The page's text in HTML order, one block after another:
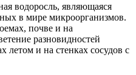
водоросль, являющаяся
в мире микроорганизмов.
почве и на
разновидностей
и на стенках сосудов с